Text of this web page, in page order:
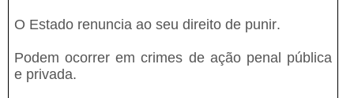
O Estado renuncia ao seu direito de punir.
Podem ocorrer em crimes de ação penal pública
e privada.